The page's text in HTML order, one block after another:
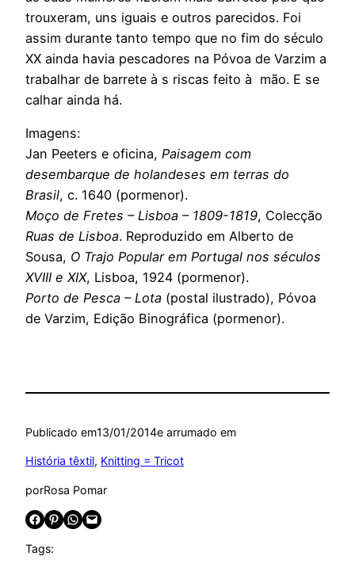
trouxeram, uns iguais e outros parecidos. Foi
assim durante tanto tempo que no fim do século
XX ainda havia pescadores na Póvoa de Varzim a
trabalhar de barrete à s riscas feito à mão. E se
calhar ainda há.
Imagens:
Jan Peeters e oficina, Paisagem com
desembarque de holandeses em terras do
Brasil, c. 1640 (pormenor).
Moço de Fretes – Lisboa – 1809-1819, Colecção
Ruas de Lisboa. Reproduzido em Alberto de
Sousa, O Trajo Popular em Portugal nos séculos
XVIII e XIX, Lisboa, 1924 (pormenor).
Porto de Pesca – Lota (postal ilustrado), Póvoa
de Varzim, Edição Binográfica (pormenor).
Publicado em13/01/2014e arrumado em
História têxtil, Knitting = Tricot
porRosa Pomar
Share on Facebook Share on Pinterest Share on WhatsApp Email this Page
Tags: